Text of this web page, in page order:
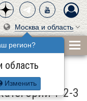
Москва и область
регион?
область
Изменить
1-2-3